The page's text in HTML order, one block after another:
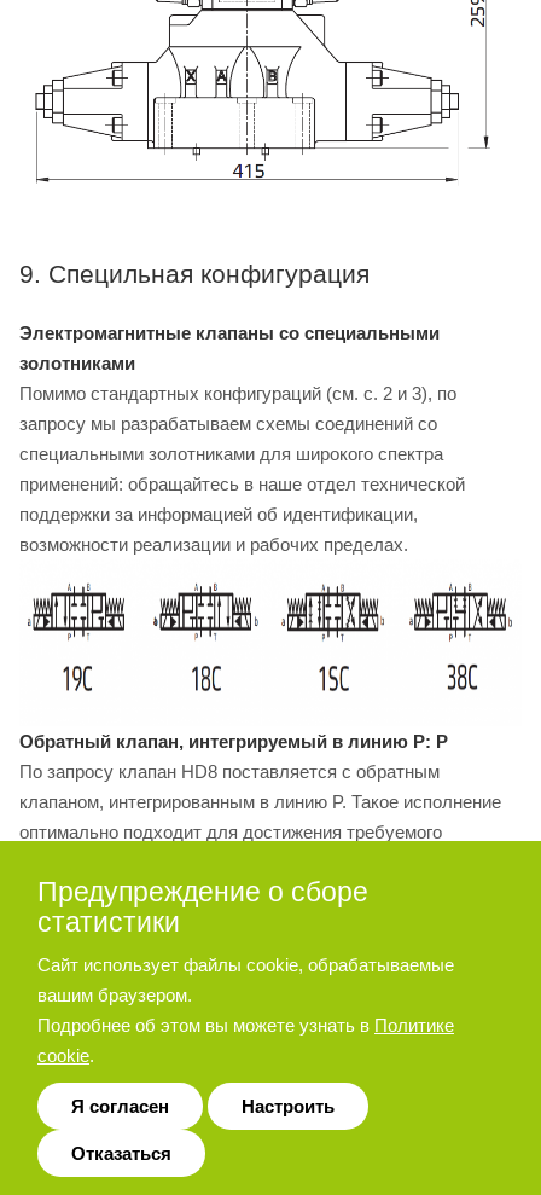
9. Специльная конфигурация
Электромагнитные клапаны со специальными
золотниками
Помимо стандартных конфигураций (см. с. 2 и 3), по
запросу мы разрабатываем схемы соединений со
специальными золотниками для широкого спектра
применений: обращайтесь в наше отдел технической
поддержки за информацией об идентификации,
возможности реализации и рабочих пределах.
Обратный клапан, интегрируемый в линию P: P
По запросу клапан HD8 поставляется с обратным
клапаном, интегрированным в линию P. Такое исполнение
оптимально подходит для достижения требуемого
гидрораспределителя, в его исходном положении,
соединяется с сливом T. Давление открытия составляет 5
Предупреждение о сборе
статистики
Сайт использует файлы cookie, обрабатываемые
вашим браузером.
Подробнее об этом вы можете узнать в Политике
cookie.
Я согласен Настроить
Отказаться